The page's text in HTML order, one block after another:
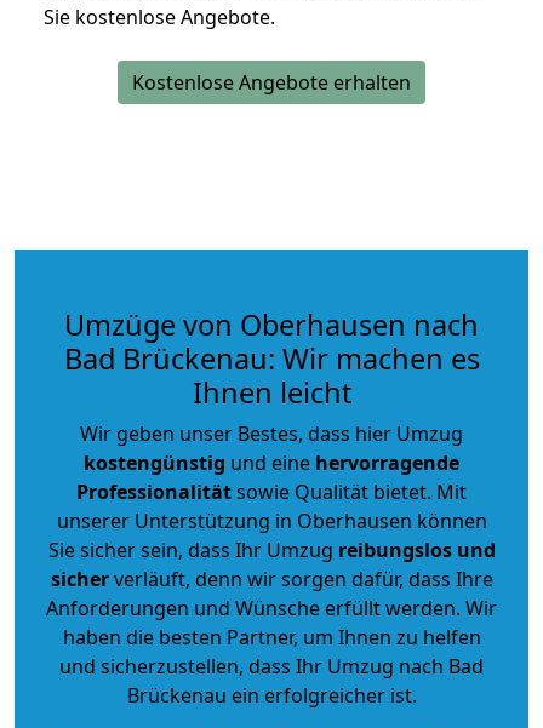
Sie kostenlose Angebote.
Kostenlose Angebote erhalten
Umzüge von Oberhausen nach
Bad Brückenau: Wir machen es
Ihnen leicht
Wir geben unser Bestes, dass hier Umzug
kostengünstig und eine hervorragende
Professionalitätsowie Qualität bietet. Mit
unserer Unterstützung in Oberhausen können
Sie sicher sein, dass Ihr Umzug reibungslos und
sicherverläuft, denn wir sorgen dafür, dass Ihre
Anforderungen und Wünsche erfüllt werden. Wir
haben die besten Partner, um Ihnen zu helfen
und sicherzustellen, dass Ihr Umzug nach Bad
Brückenau ein erfolgreicher ist.